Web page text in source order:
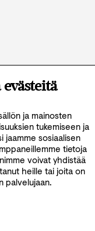
ja mainosten
tukemiseen ja
jaamme sosiaalisen
tietoja
voivat yhdistää
heille tai joita on
palvelujaan.